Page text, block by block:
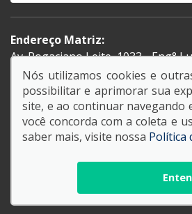
Endereço Matriz:
Av. Rogaciano Leite, 1033 - Eng°
Fortaleza-CE
Av. Washington Soares, 6623 -
Fortaleza-CE
AutoForce - Todos os
Política de
Nós utilizamos cookies e
possibilitar e aprimorar sua
site, e ao continuar navegando
você concorda com a coleta e
saber mais, visite nossa Política